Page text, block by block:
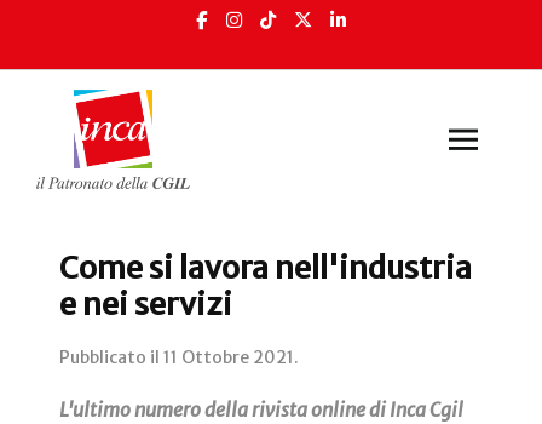
Come si lavora nell'industria
e nei servizi
Pubblicato il 11 Ottobre 2021.
L'ultimo numero della rivista online di Inca Cgil